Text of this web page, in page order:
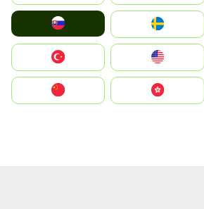
United States
中國香港特別行政區